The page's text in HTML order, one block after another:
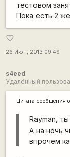
тестовом
Пока есть 2
favorite_border
26 Июн, 2013 09:49
s4eed
Удалённый
Цитата сообщения
Rаyman,
А на ночь
впрочем